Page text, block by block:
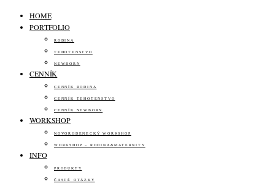
HOME
PORTFOLIO
RODINA
TEHOTENSTVO
NEWBORN
CENNÍK
CENNÍK RODINA
CENNÍK TEHOTENSTVO
CENNÍK NEWBORN
WORKSHOP
NOVORODENECKÝ WORKSHOP
WORKSHOP – RODINA&MATERNITY
INFO
PRODUKTY
ČASTÉ OTÁZKY